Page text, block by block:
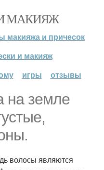
МАКИЯЖ
макияжа и причесок
и макияж
игры отзывы
на земле
волосы являются